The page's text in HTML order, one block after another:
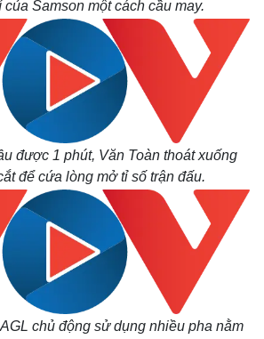
của Samson một cách cầu may.
được 1 phút, Văn Toàn thoát xuống
để cứa lòng mở tỉ số trận đấu.
chủ động sử dụng nhiều pha nằm